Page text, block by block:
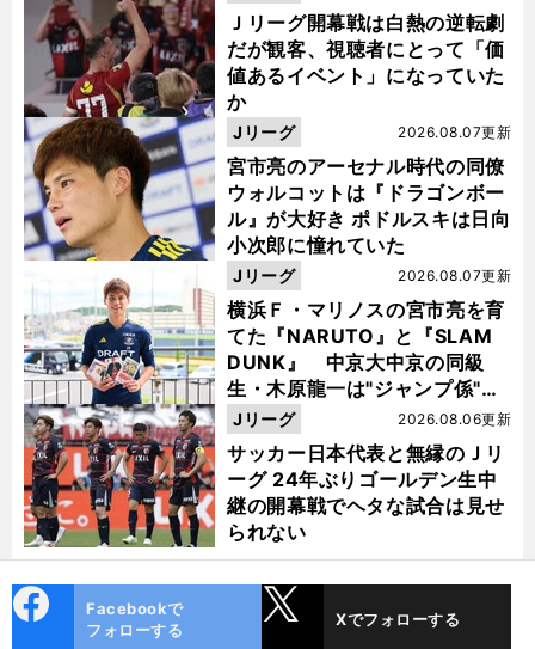
Ｊリーグ開幕戦は白熱の逆転劇
だが観客、視聴者にとって「価
値あるイベント」になっていた
か
宮市亮のアーセナル時代の同僚
ウォルコットは『ドラゴンボー
ル』が大好き ポドルスキは日向
小次郎に憧れていた
2026.08.07更新
Jリーグ
横浜Ｆ・マリノスの宮市亮を育
てた『NARUTO』と『SLAM
DUNK』 中京大中京の同級
生・木原龍一は"ジャンプ係"だ
った
2026.08.07更新
Jリーグ
サッカー日本代表と無縁のＪリ
ーグ 24年ぶりゴールデン生中
継の開幕戦でヘタな試合は見せ
られない
2026.08.06更新
Jリーグ
ok
Facebookで
フォローする
Xでフォローする